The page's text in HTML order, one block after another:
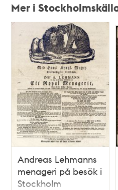
Mer i
Relaterade
poster
teman
Andreas Lehmanns
menageri på besök i
Stockholm